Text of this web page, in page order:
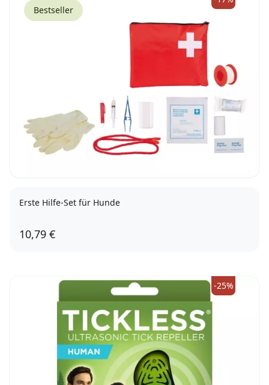
Bestseller
Erste Hilfe-Set für Hunde
10,79 €
-25%